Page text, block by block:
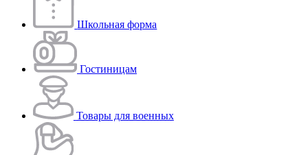
Школьная форма
Гостиницам
Товары для военных